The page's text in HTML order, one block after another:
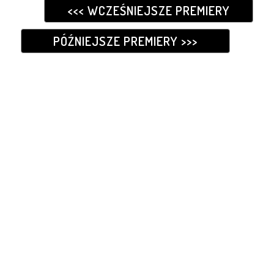
<<< WCZEŚNIEJSZE PREMIERY
PÓŹNIEJSZE PREMIERY >>>